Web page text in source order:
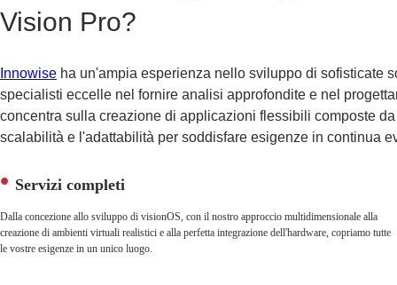
Vision Pro?
Innowise ha un'ampia esperienza nello sviluppo di sofisticate
specialisti eccelle nel fornire analisi approfondite e nel
concentra sulla creazione di applicazioni flessibili composte
scalabilità e l'adattabilità per soddisfare esigenze in continua
Servizi completi
Dalla concezione allo sviluppo di visionOS, con il nostro approccio multidimensionale alla
creazione di ambienti virtuali realistici e alla perfetta integrazione dell'hardware, copriamo tutte
le vostre esigenze in un unico luogo.